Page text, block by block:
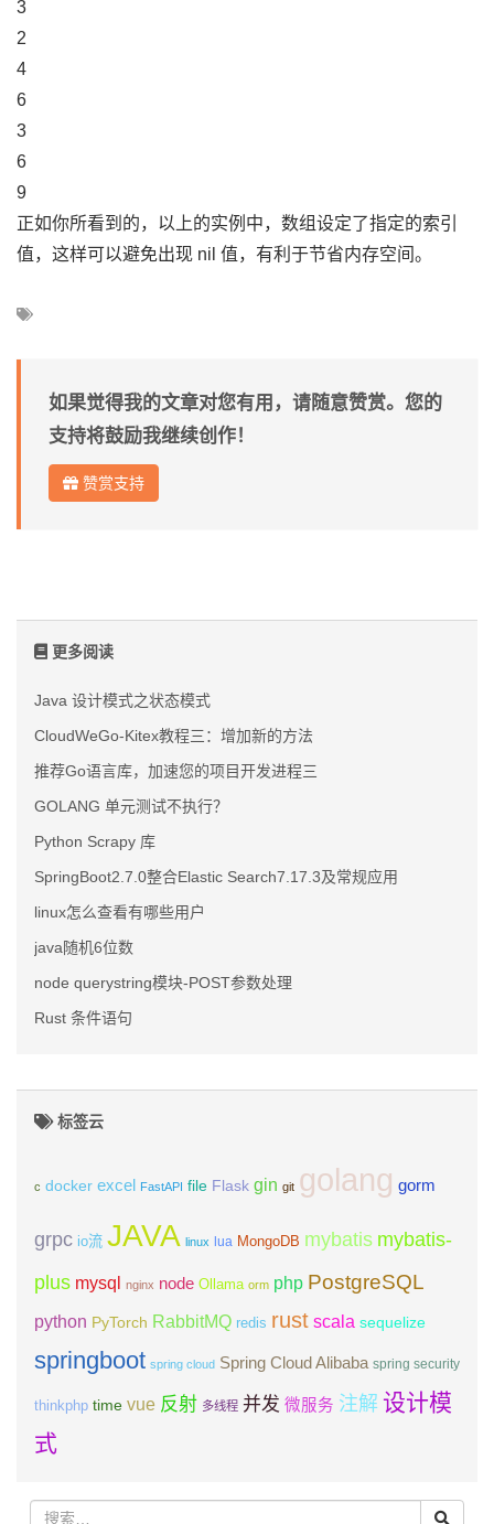
3
2
4
6
3
6
9
正如你所看到的，以上的实例中，数组设定了指定的索引
值，这样可以避免出现 nil 值，有利于节省内存空间。
如果觉得我的文章对您有用，请随意赞赏。您的
支持将鼓励我继续创作！
赞赏支持
更多阅读
Java 设计模式之状态模式
CloudWeGo-Kitex教程三：增加新的方法
推荐Go语言库，加速您的项目开发进程三
GOLANG 单元测试不执行？
Python Scrapy 库
SpringBoot2.7.0整合Elastic Search7.17.3及常规应用
linux怎么查看有哪些用户
java随机6位数
node querystring模块-POST参数处理
Rust 条件语句
标签云
c docker excel FastAPI file Flask gin git golang gorm
grpc io流 JAVA linux lua MongoDB mybatis mybatis-
plus mysql nginx node Ollama orm php PostgreSQL
python PyTorch RabbitMQ redis rust scala sequelize
springboot spring cloud Spring Cloud Alibaba spring security
thinkphp time vue 反射 多线程 并发 微服务 注解 设计模
式